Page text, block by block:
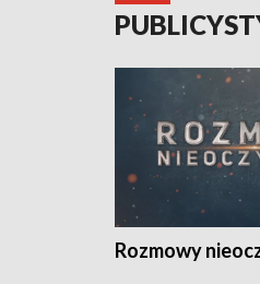
Rozmowy